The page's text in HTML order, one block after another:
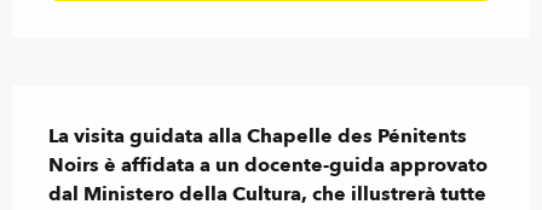
La visita guidata alla Chapelle des Pénitents
Noirs è affidata a un docente-guida approvato
dal Ministero della Cultura, che illustrerà tutte